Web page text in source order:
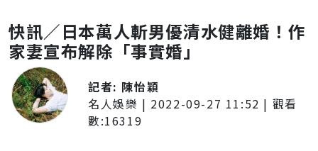
快訊／日本萬人斬男優清水健離婚！作
家妻宣布解除「事實婚」
記者: 陳怡穎
名人娛樂 | 2022-09-27 11:52 | 觀看
數:16319